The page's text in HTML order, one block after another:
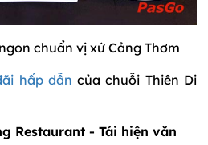
chuẩn vị xứ Cảng Thơm
hấp dẫn của chuỗi Thiên Di
Restaurant - Tái hiện văn